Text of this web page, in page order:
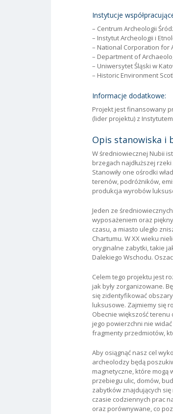
Instytucje
– Centrum Archeologii
– Instytut Archeologii i
– National Corporation for
– Department of
– Uniwersytet Śląski w
– Historic Environment
Informacje dodatkowe:
Projekt jest finansowany
(lider projektu) z
Opis stanowiska i
W średniowiecznej Nubii
brzegach najdłuższej
Stanowiły one ośrodki
terenów, podróżników,
produkcja wyrobów
Jeden ze
wyposażeniem oraz
czasu, a miasto uległo
Chartumu. W XX wieku
oryginalne zabytki, takie
Dalekiego Wschodu.
Celem tego projektu jest
jak były zorganizowane.
się zidentyfikować
luksusowe. Zajmiemy się
Obecnie większość
jego powierzchni nie
fragmenty przedmiotów,
Aby osiągnąć nasz cel
archeolodzy będą
magnetyczne, które mogą
przebiegu ulic, domów,
zabytków znajdujących
czasie codziennych prac
oraz porównywane, co